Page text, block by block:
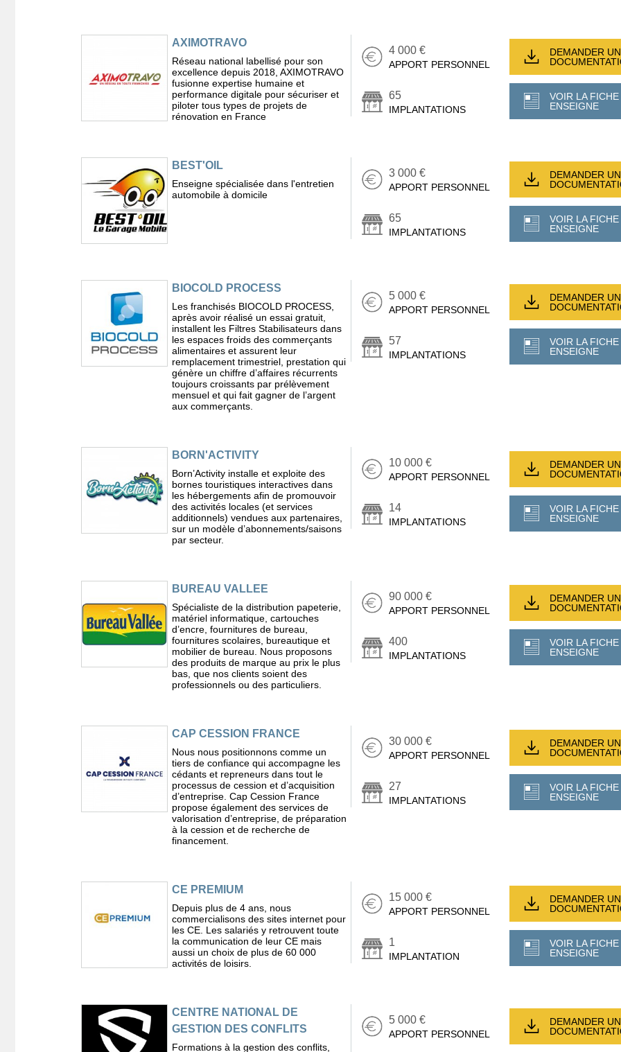
AXIMOTRAVO
Réseau national labellisé pour son
excellence depuis 2018, AXIMOTRAVO
fusionne expertise humaine et
performance digitale pour sécuriser et
piloter tous types de projets de
rénovation en France
4 000 €
APPORT PERSONNEL
65
IMPLANTATIONS
DEMANDER
VOIR LA FICHE
ENSEIGNE
BEST'OIL
Enseigne spécialisée dans l'entretien
automobile à domicile
3 000 €
APPORT PERSONNEL
65
IMPLANTATIONS
DEMANDER
VOIR LA FICHE
ENSEIGNE
BIOCOLD PROCESS
Les franchisés BIOCOLD PROCESS,
après avoir réalisé un essai gratuit,
installent les Filtres Stabilisateurs dans
les espaces froids des commerçants
alimentaires et assurent leur
remplacement trimestriel, prestation qui
génère un chiffre d’affaires récurrents
toujours croissants par prélèvement
mensuel et qui fait gagner de l’argent
aux commerçants.
5 000 €
APPORT PERSONNEL
57
IMPLANTATIONS
DEMANDER
VOIR LA FICHE
ENSEIGNE
BORN'ACTIVITY
Born’Activity installe et exploite des
bornes touristiques interactives dans
les hébergements afin de promouvoir
des activités locales (et services
additionnels) vendues aux partenaires,
sur un modèle d’abonnements/saisons
par secteur.
10 000 €
APPORT PERSONNEL
14
IMPLANTATIONS
DEMANDER
VOIR LA FICHE
ENSEIGNE
BUREAU VALLEE
Spécialiste de la distribution papeterie,
matériel informatique, cartouches
d’encre, fournitures de bureau,
fournitures scolaires, bureautique et
mobilier de bureau. Nous proposons
des produits de marque au prix le plus
bas, que nos clients soient des
professionnels ou des particuliers.
90 000 €
APPORT PERSONNEL
400
IMPLANTATIONS
DEMANDER
VOIR LA FICHE
ENSEIGNE
CAP CESSION FRANCE
Nous nous positionnons comme un
tiers de confiance qui accompagne les
cédants et repreneurs dans tout le
processus de cession et d’acquisition
d’entreprise. Cap Cession France
propose également des services de
valorisation d’entreprise, de préparation
à la cession et de recherche de
financement.
30 000 €
APPORT PERSONNEL
27
IMPLANTATIONS
DEMANDER
VOIR LA FICHE
ENSEIGNE
CE PREMIUM
Depuis plus de 4 ans, nous
commercialisons des sites internet pour
les CE. Les salariés y retrouvent toute
la communication de leur CE mais
aussi un choix de plus de 60 000
activités de loisirs.
15 000 €
APPORT PERSONNEL
1
IMPLANTATION
DEMANDER
VOIR LA FICHE
ENSEIGNE
CENTRE NATIONAL DE
GESTION DES CONFLITS
Formations à la gestion des conflits,
5 000 €
APPORT PERSONNEL
DEMANDER